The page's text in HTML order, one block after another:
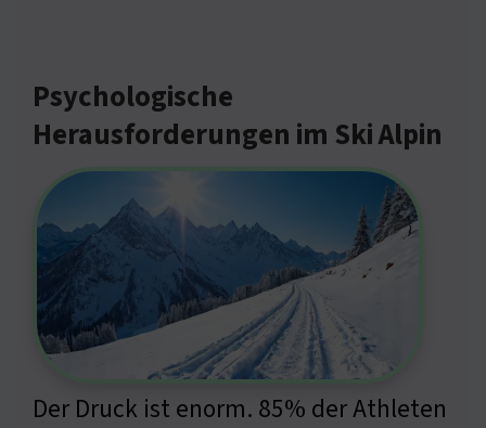
Psychologische
Herausforderungen im Ski Alpin
Der Druck ist enorm. 85% der Athleten